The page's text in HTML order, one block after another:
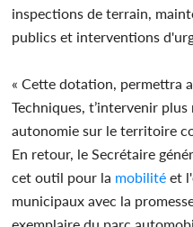
inspections de terrain,
publics et interventions
« Cette dotation, permettra
Techniques, t’intervenir
autonomie sur le territoire
En retour, le Secrétaire
cet outil pour la mobilité et
municipaux avec la